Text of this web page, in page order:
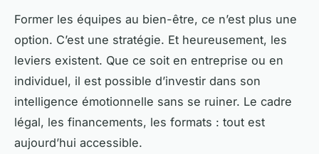
Former les équipes au bien-être, ce n’est plus une
option. C’est une stratégie. Et heureusement, les
leviers existent. Que ce soit en entreprise ou en
individuel, il est possible d’investir dans son
intelligence émotionnelle sans se ruiner. Le cadre
légal, les financements, les formats : tout est
aujourd’hui accessible.